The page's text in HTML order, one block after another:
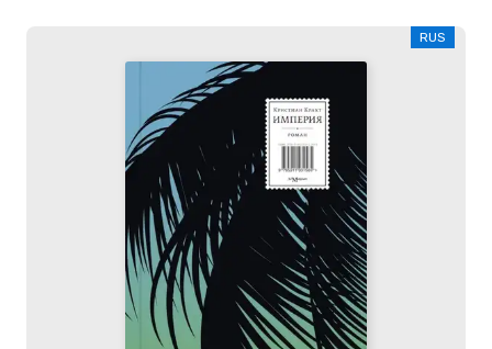
RUS